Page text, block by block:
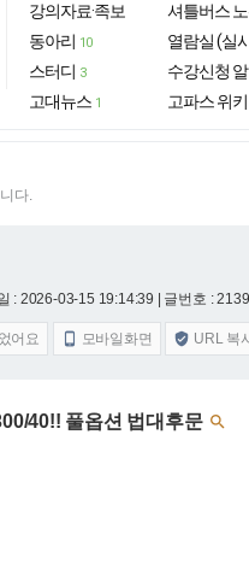
강의자료·족보
동아리 10
스터디 3
고대뉴스 1
셔틀버스
열람실 (실
수강신청
고파스 위키
다.
: 2026-03-15 19:14:39 | 글번호 :
어요  모바일화면  URL 복
40!! 풀옵션 법대후문 